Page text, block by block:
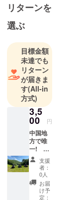
の期間は大
自然いっぱ
いの中での
ジップライ
ンやバギー
体験、カ
ヤックやカ
ヌーも楽し
みながら
BBQ（バー
ベキュー）
がお勧めで
キャンプ場
としてのご
利用も可能
で楽しみ方
リターンを
選ぶ
目標金額
未達でも
リターン
が届きま
す(All-in
方式)
3,5
00 円
中国地
方で唯
一! ガ
イド付
き親子
で遊べ
るバ
ギーア
ドベン
支援
者：
0人
お届
け予
定：